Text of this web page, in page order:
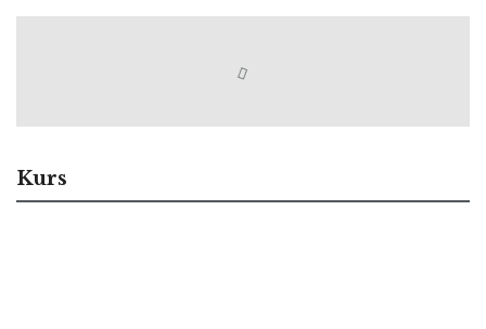
Kurs